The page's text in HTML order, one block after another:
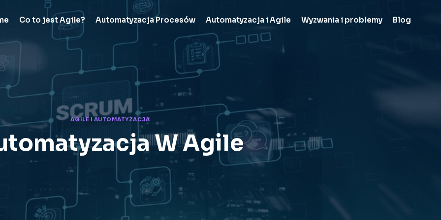
Co to jest Agile? Automatyzacja Procesów Automatyzacja i Agile Wyzwania i problemy Blog
AGILE I AUTOMATYZACJA
W Agile